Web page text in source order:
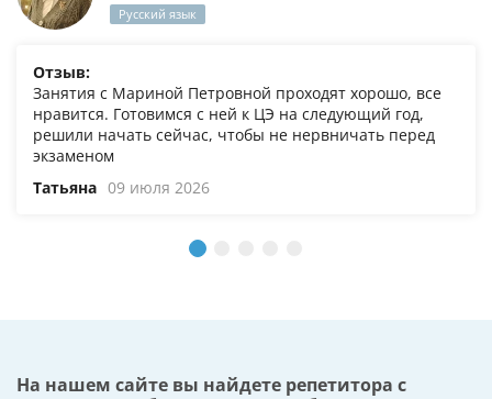
Русский язык
Отзыв:
Занятия с Мариной Петровной проходят хорошо, все
нравится. Готовимся с ней к ЦЭ на следующий год,
решили начать сейчас, чтобы не нервничать перед
экзаменом
Татьяна 09 июля 2026
На нашем сайте вы найдете репетитора с